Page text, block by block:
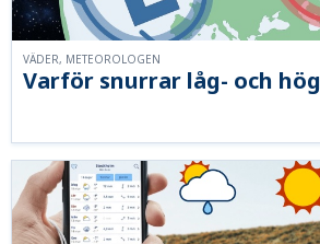
Varför snurrar låg- och
VÄDER, METEOROLOGEN